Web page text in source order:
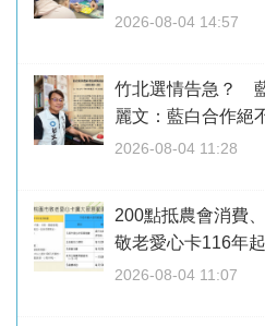
2026-08-04 14:57
竹北選情告急？
麗文：藍白合作絕
2026-08-04 11:28
200點抵農會消費
敬老愛心卡116年
2026-08-04 11:07